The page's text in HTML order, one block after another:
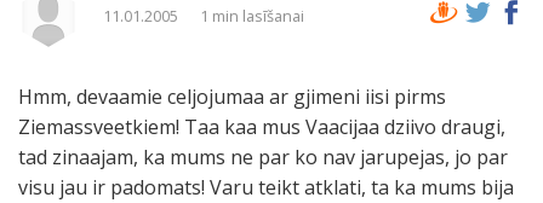
11.01.2005 1 min lasīšanai
Hmm, devaamie celjojumaa ar gjimeni iisi pirms
Ziemassveetkiem! Taa kaa mus Vaacijaa dziivo draugi,
tad zinaajam, ka mums ne par ko nav jarupejas, jo par
visu jau ir padomats! Varu teikt atklati, ta ka mums bija